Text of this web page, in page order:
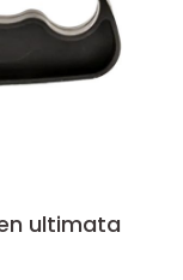
ultimata